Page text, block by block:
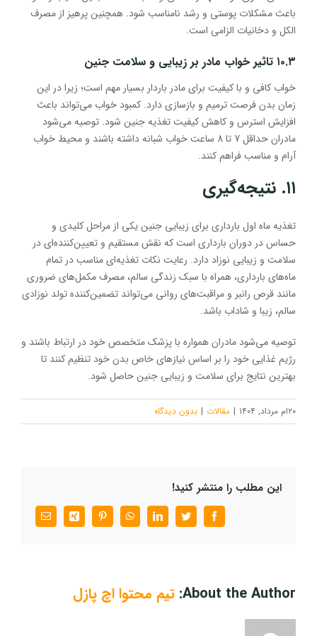
باعث مشکلات پوستی و رشد نامناسب شود. همچنین پرهیز از مصرف
الکل و دخانیات الزامی است.
۱۰.۳ تاثیر خواب مادر بر زیبایی و سلامت جنین
خواب کافی و با کیفیت برای مادر باردار بسیار مهم است؛ زیرا در این
زمان بدن فرصت ترمیم و بازسازی دارد. کمبود خواب می‌تواند باعث
افزایش استرس و کاهش کیفیت تغذیه جنین شود. توصیه می‌شود
مادران حداقل 7 تا 8 ساعت خواب شبانه داشته باشند و محیط خواب
آرام و مناسب فراهم کنند.
۱۱. نتیجه‌گیری
تغذیه ماه اول بارداری برای زیبایی جنین یکی از مراحل کلیدی و
حساس در دوران بارداری است که نقش مستقیم و تعیین‌کننده‌ای در
سلامت و زیبایی نوزاد دارد. رعایت نکات تغذیه‌ای مناسب در تمام
ماه‌های بارداری، همراه با سبک زندگی سالم، مصرف مکمل‌های ضروری
مانند قرص رانبر و مراقبت‌های روانی می‌تواند تضمین‌کننده تولد نوزادی
سالم، زیبا و شاداب باشد.
توصیه می‌شود مادران همواره با پزشک متخصص خود در ارتباط باشند و
رژیم غذایی خود را بر اساس نیازهای خاص بدن خود تنظیم کنند تا
بهترین نتایج برای سلامت و زیبایی جنین حاصل شود.
۲۰ام مرداد, ۱۴۰۴ | مقالات | بدون ديدگاه
این مطلب را منتشر کنید!
Facebook
Twitter
LinkedIn
WhatsApp
Pinterest
Xing
پست
الکترونیک
About the Author: تیم محتوا اچ پازل